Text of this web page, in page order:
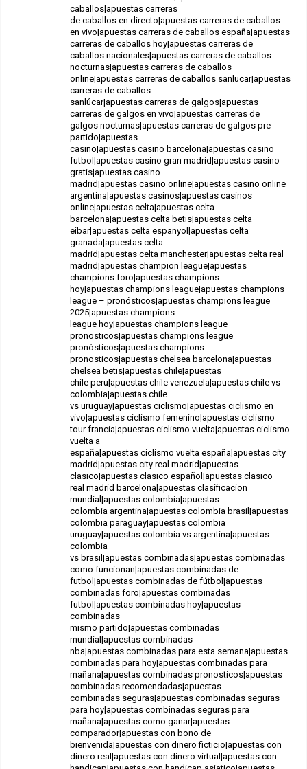
caballos|apuestas carreras
de caballos en directo|apuestas carreras de caballos
en vivo|apuestas carreras de caballos españa|apuestas
carreras de caballos hoy|apuestas carreras de
caballos nacionales|apuestas carreras de caballos
nocturnas|apuestas carreras de caballos
online|apuestas carreras de caballos sanlucar|apuestas
carreras de caballos
sanlúcar|apuestas carreras de galgos|apuestas
carreras de galgos en vivo|apuestas carreras de
galgos nocturnas|apuestas carreras de galgos pre
partido|apuestas
casino|apuestas casino barcelona|apuestas casino
futbol|apuestas casino gran madrid|apuestas casino
gratis|apuestas casino
madrid|apuestas casino online|apuestas casino online
argentina|apuestas casinos|apuestas casinos
online|apuestas celta|apuestas celta
barcelona|apuestas celta betis|apuestas celta
eibar|apuestas celta espanyol|apuestas celta
granada|apuestas celta
madrid|apuestas celta manchester|apuestas celta real
madrid|apuestas champion league|apuestas
champions foro|apuestas champions
hoy|apuestas champions league|apuestas champions
league – pronósticos|apuestas champions league
2025|apuestas champions
league hoy|apuestas champions league
pronosticos|apuestas champions league
pronósticos|apuestas champions
pronosticos|apuestas chelsea barcelona|apuestas
chelsea betis|apuestas chile|apuestas
chile peru|apuestas chile venezuela|apuestas chile vs
colombia|apuestas chile
vs uruguay|apuestas ciclismo|apuestas ciclismo en
vivo|apuestas ciclismo femenino|apuestas ciclismo
tour francia|apuestas ciclismo vuelta|apuestas ciclismo
vuelta a
españa|apuestas ciclismo vuelta españa|apuestas city
madrid|apuestas city real madrid|apuestas
clasico|apuestas clasico español|apuestas clasico
real madrid barcelona|apuestas clasificacion
mundial|apuestas colombia|apuestas
colombia argentina|apuestas colombia brasil|apuestas
colombia paraguay|apuestas colombia
uruguay|apuestas colombia vs argentina|apuestas
colombia
vs brasil|apuestas combinadas|apuestas combinadas
como funcionan|apuestas combinadas de
futbol|apuestas combinadas de fútbol|apuestas
combinadas foro|apuestas combinadas
futbol|apuestas combinadas hoy|apuestas
combinadas
mismo partido|apuestas combinadas
mundial|apuestas combinadas
nba|apuestas combinadas para esta semana|apuestas
combinadas para hoy|apuestas combinadas para
mañana|apuestas combinadas pronosticos|apuestas
combinadas recomendadas|apuestas
combinadas seguras|apuestas combinadas seguras
para hoy|apuestas combinadas seguras para
mañana|apuestas como ganar|apuestas
comparador|apuestas con bono de
bienvenida|apuestas con dinero ficticio|apuestas con
dinero real|apuestas con dinero virtual|apuestas con